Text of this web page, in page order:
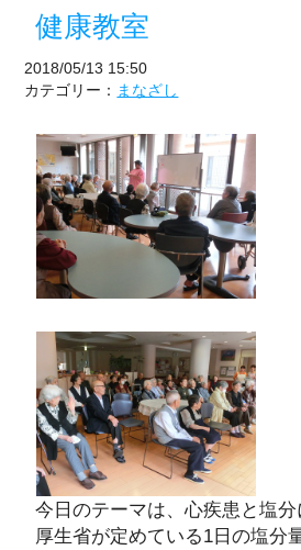
健康教室
2018/05/13 15:50
カテゴリー： まなざし
今日のテーマは、心疾患と塩分
厚生省が定めている1日の塩分